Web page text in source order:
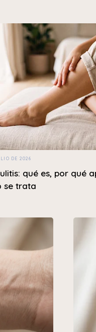
DE 2026
qué es, por qué
se trata